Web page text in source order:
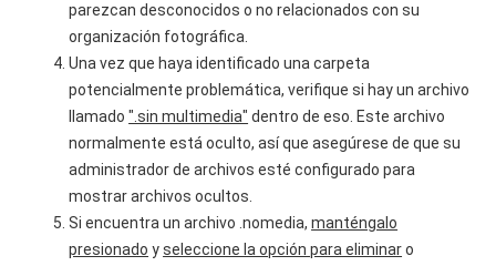
parezcan desconocidos o no relacionados con su
organización fotográfica.
Una vez que haya identificado una carpeta
potencialmente problemática, verifique si hay un archivo
llamado".sin multimedia" dentro de eso. Este archivo
normalmente está oculto, así que asegúrese de que su
administrador de archivos esté configurado para
mostrar archivos ocultos.
Si encuentra un archivo .nomedia,manténgalo
presionado yseleccione la opción para eliminaro